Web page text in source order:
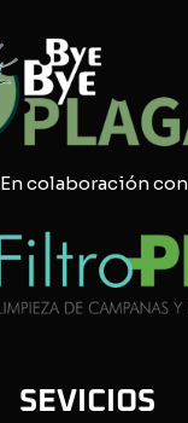
En colaboración
SEVICIOS